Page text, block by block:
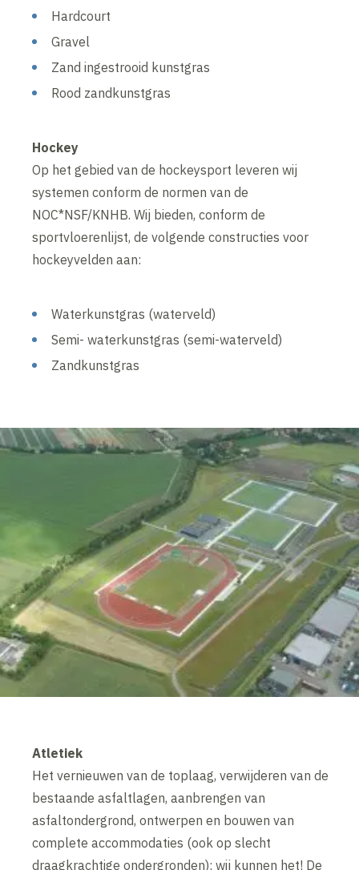
Hardcourt
Gravel
Zand ingestrooid kunstgras
Rood zandkunstgras
Hockey
Op het gebied van de hockeysport leveren wij
systemen conform de normen van de
NOC*NSF/KNHB. Wij bieden, conform de
sportvloerenlijst, de volgende constructies voor
hockeyvelden aan:
Waterkunstgras (waterveld)
Semi- waterkunstgras (semi-waterveld)
Zandkunstgras
Atletiek
Het vernieuwen van de toplaag, verwijderen van de
bestaande asfaltlagen, aanbrengen van
asfaltondergrond, ontwerpen en bouwen van
complete accommodaties (ook op slecht
draagkrachtige ondergronden); wij kunnen het! De